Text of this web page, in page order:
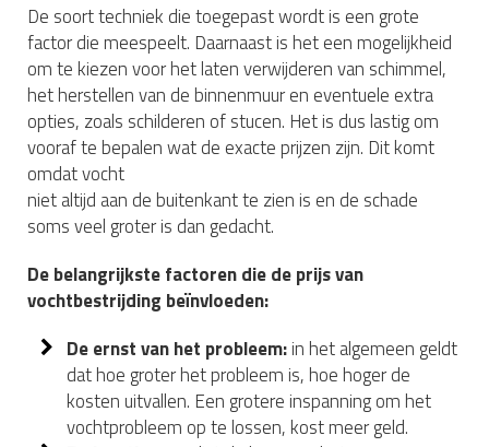
De soort techniek die toegepast wordt is een grote
factor die meespeelt. Daarnaast is het een mogelijkheid
om te kiezen voor het laten verwijderen van schimmel,
het herstellen van de binnenmuur en eventuele extra
opties, zoals schilderen of stucen. Het is dus lastig om
vooraf te bepalen wat de exacte prijzen zijn. Dit komt
omdat vocht
niet altijd aan de buitenkant te zien is en de schade
soms veel groter is dan gedacht.
De belangrijkste factoren die de prijs van
vochtbestrijding beïnvloeden:
De ernst van het probleem:in het algemeen geldt
dat hoe groter het probleem is, hoe hoger de
kosten uitvallen. Een grotere inspanning om het
vochtprobleem op te lossen, kost meer geld.